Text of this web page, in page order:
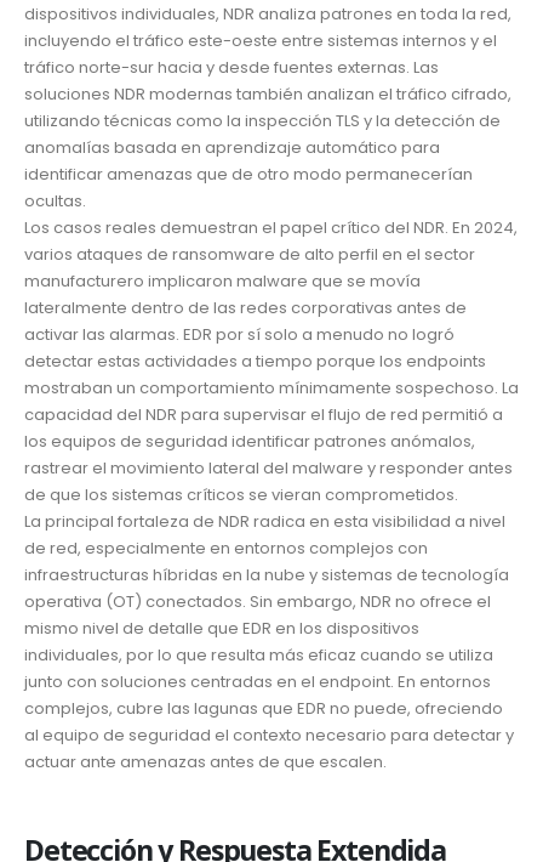
dispositivos individuales, NDR analiza patrones en toda la red,
incluyendo el tráfico este-oeste entre sistemas internos y el
tráfico norte-sur hacia y desde fuentes externas. Las
soluciones NDR modernas también analizan el tráfico cifrado,
utilizando técnicas como la inspección TLS y la detección de
anomalías basada en aprendizaje automático para
identificar amenazas que de otro modo permanecerían
ocultas.
Los casos reales demuestran el papel crítico del NDR. En 2024,
varios ataques de ransomware de alto perfil en el sector
manufacturero implicaron malware que se movía
lateralmente dentro de las redes corporativas antes de
activar las alarmas. EDR por sí solo a menudo no logró
detectar estas actividades a tiempo porque los endpoints
mostraban un comportamiento mínimamente sospechoso. La
capacidad del NDR para supervisar el flujo de red permitió a
los equipos de seguridad identificar patrones anómalos,
rastrear el movimiento lateral del malware y responder antes
de que los sistemas críticos se vieran comprometidos.
La principal fortaleza de NDR radica en esta visibilidad a nivel
de red, especialmente en entornos complejos con
infraestructuras híbridas en la nube y sistemas de tecnología
operativa (OT) conectados. Sin embargo, NDR no ofrece el
mismo nivel de detalle que EDR en los dispositivos
individuales, por lo que resulta más eficaz cuando se utiliza
junto con soluciones centradas en el endpoint. En entornos
complejos, cubre las lagunas que EDR no puede, ofreciendo
al equipo de seguridad el contexto necesario para detectar y
actuar ante amenazas antes de que escalen.
Detección y Respuesta Extendida